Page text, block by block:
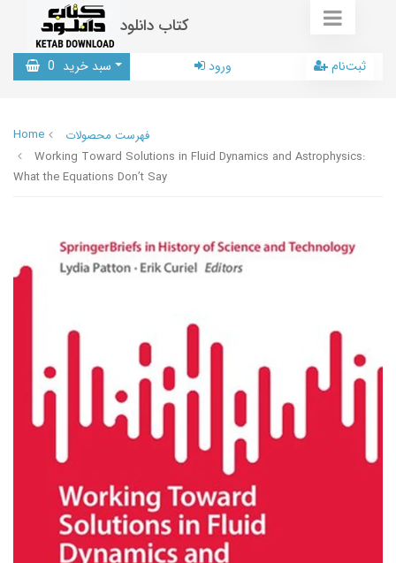
کتاب دانلود
سبد خرید 0 ورود ثبت‌نام
Home
فهرست محصولات
Working Toward Solutions in Fluid Dynamics and Astrophysics:
What the Equations Don’t Say